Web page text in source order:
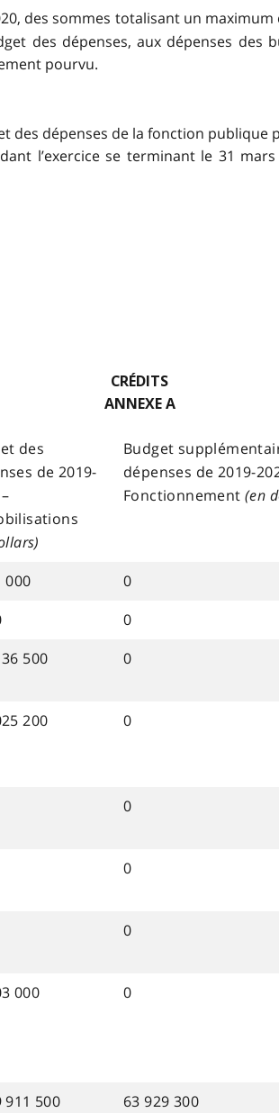
des sommes totalisant un maximum
des dépenses, aux dépenses des
pourvu.
des dépenses de la fonction
l’exercice se terminant le 31
CRÉDITS
ANNEXE A
des
de 2019-
Budget
dépenses de 2019-
Fonctionnement (en
000 0
0
500 0
200 0
0
0
0
000 0
911 500 63 929 300